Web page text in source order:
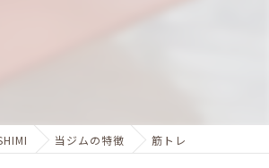
当ジムの特徴 筋トレ